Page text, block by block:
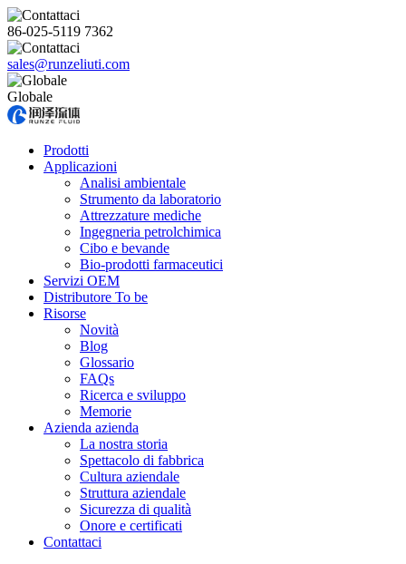
86-025-5119 7362
sales@runzeliuti.com
Globale
Prodotti
Applicazioni
Analisi ambientale
Strumento da laboratorio
Attrezzature mediche
Ingegneria petrolchimica
Cibo e bevande
Bio-prodotti farmaceutici
Servizi OEM
Distributore To be
Risorse
Novità
Blog
Glossario
FAQs
Ricerca e sviluppo
Memorie
Azienda azienda
La nostra storia
Spettacolo di fabbrica
Cultura aziendale
Struttura aziendale
Sicurezza di qualità
Onore e certificati
Contattaci